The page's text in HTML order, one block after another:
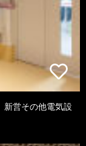
新営その他電気設